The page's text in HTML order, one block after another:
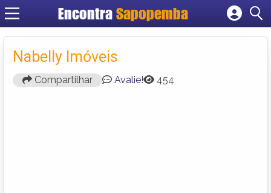
Encontra Sapopemba
Cadastrar empresa
Nabelly Imóveis
Compartilhar Avalie! 454